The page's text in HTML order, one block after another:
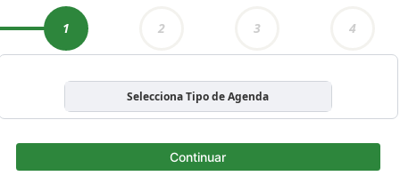
1 2 3 4
Selecciona Tipo de Agenda
Continuar